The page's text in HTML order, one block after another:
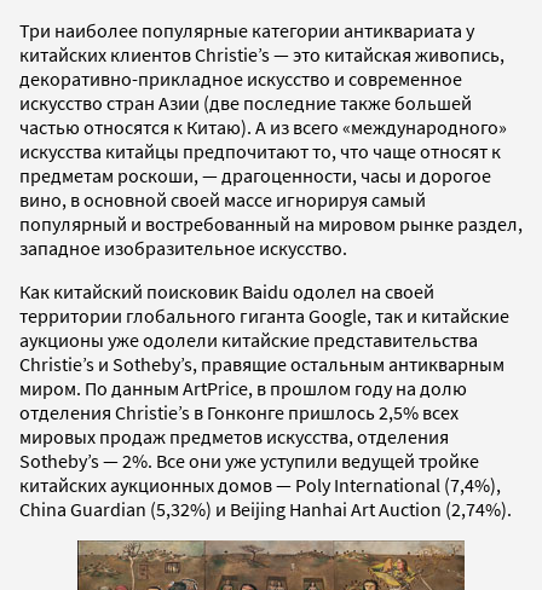
Три наиболее популярные категории антиквариата у
китайских клиентов Christie’s — это китайская живопись,
декоративно-прикладное искусство и современное
искусство стран Азии (две последние также большей
частью относятся к Китаю). А из всего «международного»
искусства китайцы предпочитают то, что чаще относят к
предметам роскоши, — драгоценности, часы и дорогое
вино, в основной своей массе игнорируя самый
популярный и востребованный на мировом рынке раздел,
западное изобразительное искусство.
Как китайский поисковик Baidu одолел на своей
территории глобального гиганта Google, так и китайские
аукционы уже одолели китайские представительства
Christie’s и Sotheby’s, правящие остальным антикварным
миром. По данным ArtPrice, в прошлом году на долю
отделения Christie’s в Гонконге пришлось 2,5% всех
мировых продаж предметов искусства, отделения
Sotheby’s — 2%. Все они уже уступили ведущей тройке
китайских аукционных домов — Poly International (7,4%),
China Guardian (5,32%) и Beijing Hanhai Art Auction (2,74%).